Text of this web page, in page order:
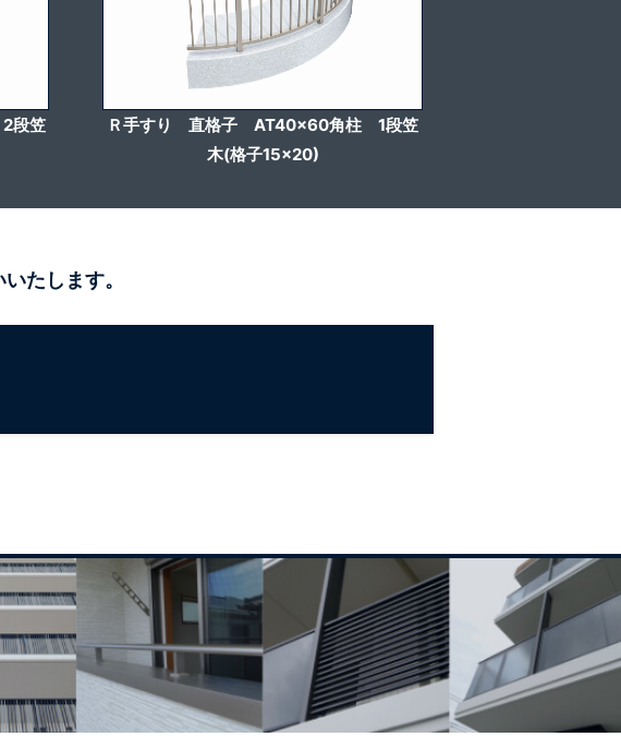
段笠
Ｒ手すり 直格子 AT40x60角柱 1段笠
木(格子15×20)
たします。